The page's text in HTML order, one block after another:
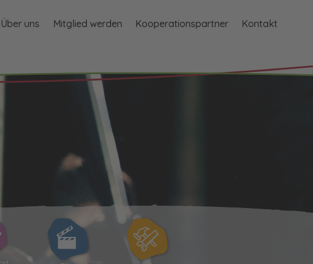
Über uns Mitglied werden Kooperationspartner Kontakt